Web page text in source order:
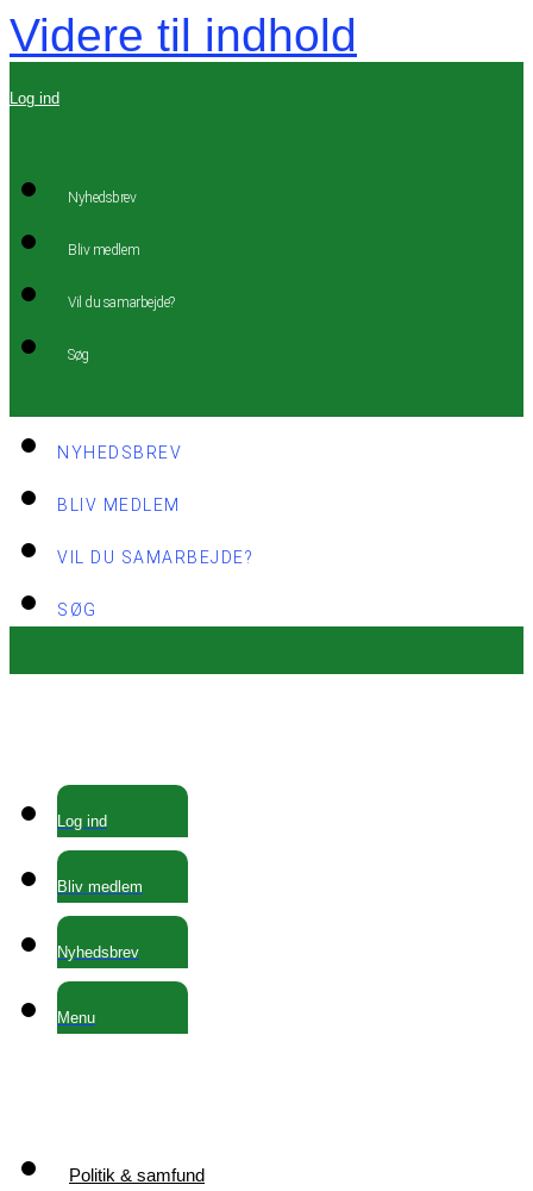
Videre til indhold
Log ind
Nyhedsbrev
Bliv medlem
Vil du samarbejde?
Søg
NYHEDSBREV
BLIV MEDLEM
VIL DU SAMARBEJDE?
SØG
Log ind
Bliv medlem
Nyhedsbrev
Menu
Politik & samfund